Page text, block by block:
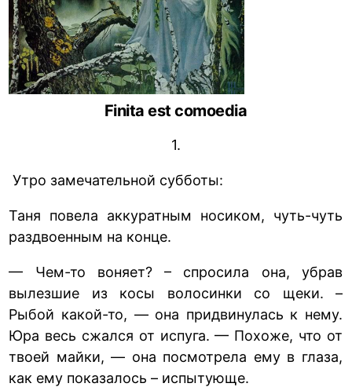
Finita est comoedia
1.
Утро замечательной субботы:
Таня повела аккуратным носиком, чуть-чуть
раздвоенным на конце.
— Чем-то воняет? – спросила она, убрав
вылезшие из косы волосинки со щеки. –
Рыбой какой-то, — она придвинулась к нему.
Юра весь сжался от испуга. — Похоже, что от
твоей майки, — она посмотрела ему в глаза,
как ему показалось – испытующе.